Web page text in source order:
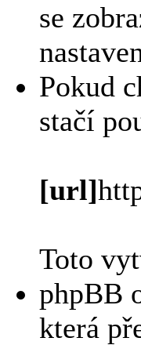
se
Pokud
stačí
[url]
Toto
phpBB
která